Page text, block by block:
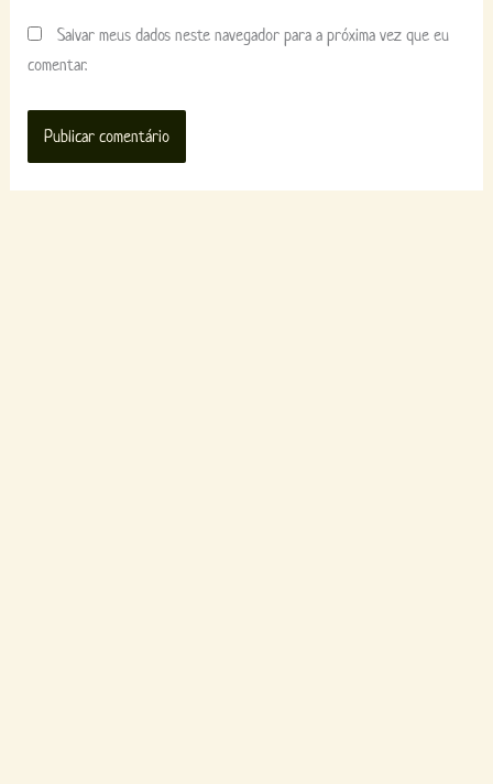
Salvar meus dados neste navegador para a próxima vez que eu
comentar.